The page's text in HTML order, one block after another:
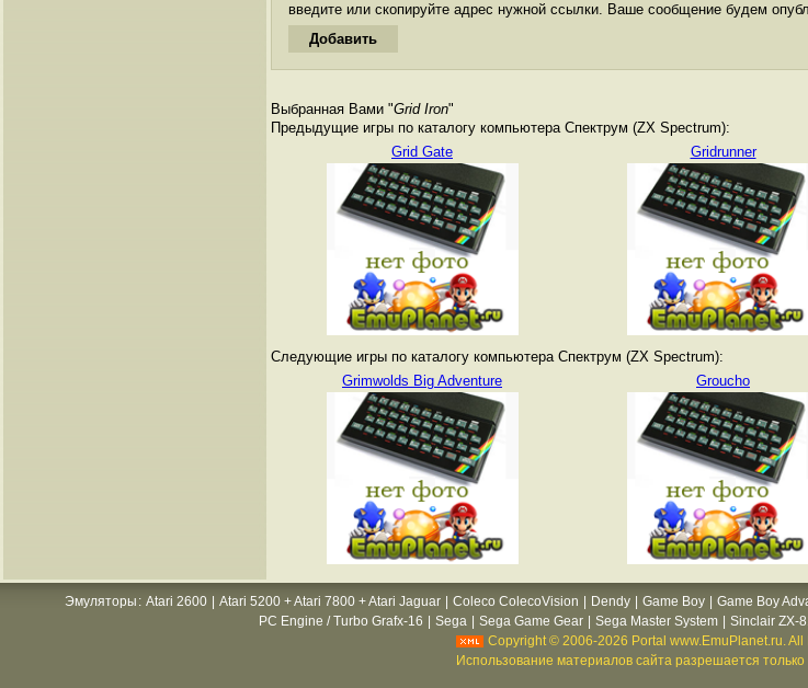
введите или скопируйте адрес нужной ссылки. Ваше сообщение будем
Выбранная Вами "Grid Iron"
Предыдущие игры по каталогу компьютера Спектрум (ZX Spectrum):
Grid Gate
Gridrunner
Следующие игры по каталогу компьютера Спектрум (ZX Spectrum):
Grimwolds Big Adventure
Groucho
Эмуляторы : Atari 2600 Atari 5200 + Atari 7800 + Atari Jaguar Coleco ColecoVision Dendy Game Boy Game Boy
PC Engine / Turbo Grafx-16
Sega Sega Game Gear Sega Master System Sinclair ZX-
Copyright © 2006-2026 Portal www.EmuPlanet.ru. All
Использование материалов сайта разрешается